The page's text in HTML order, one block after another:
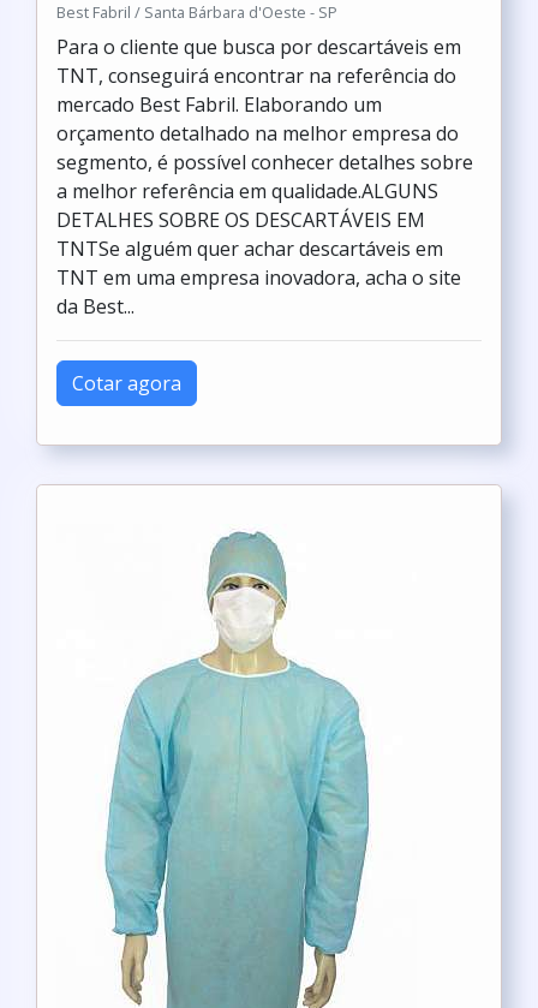
Best Fabril / Santa Bárbara d'Oeste - SP
Para o cliente que busca por descartáveis em
TNT, conseguirá encontrar na referência do
mercado Best Fabril. Elaborando um
orçamento detalhado na melhor empresa do
segmento, é possível conhecer detalhes sobre
a melhor referência em qualidade.ALGUNS
DETALHES SOBRE OS DESCARTÁVEIS EM
TNTSe alguém quer achar descartáveis em
TNT em uma empresa inovadora, acha o site
da Best...
Cotar agora